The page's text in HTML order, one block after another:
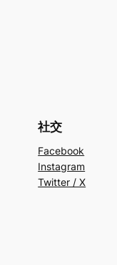
社交
Facebook
Instagram
Twitter / X